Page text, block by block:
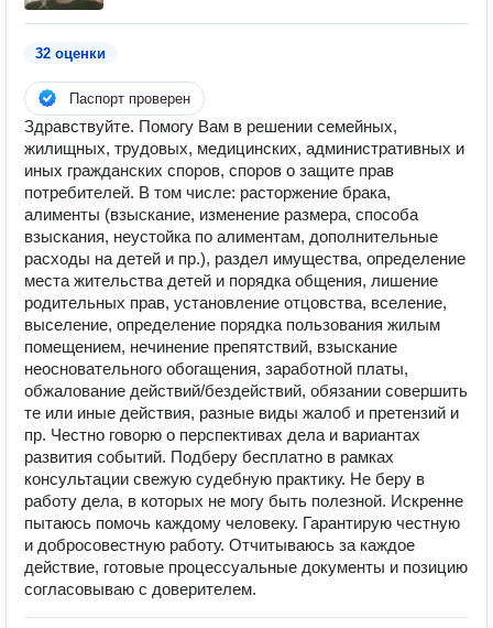
32 оценки
Паспорт проверен
Здравствуйте. Помогу Вам в решении семейных,
жилищных, трудовых, медицинских, административных и
иных гражданских споров, споров о защите прав
потребителей. В том числе: расторжение брака,
алименты (взыскание, изменение размера, способа
взыскания, неустойка по алиментам, дополнительные
расходы на детей и пр.), раздел имущества, определение
места жительства детей и порядка общения, лишение
родительных прав, установление отцовства, вселение,
выселение, определение порядка пользования жилым
помещением, нечинение препятствий, взыскание
неосновательного обогащения, заработной платы,
обжалование действий/бездействий, обязании совершить
те или иные действия, разные виды жалоб и претензий и
пр. Честно говорю о перспективах дела и вариантах
развития событий. Подберу бесплатно в рамках
консультации свежую судебную практику. Не беру в
работу дела, в которых не могу быть полезной. Искренне
пытаюсь помочь каждому человеку. Гарантирую честную
и добросовестную работу. Отчитываюсь за каждое
действие, готовые процессуальные документы и позицию
согласовываю с доверителем.